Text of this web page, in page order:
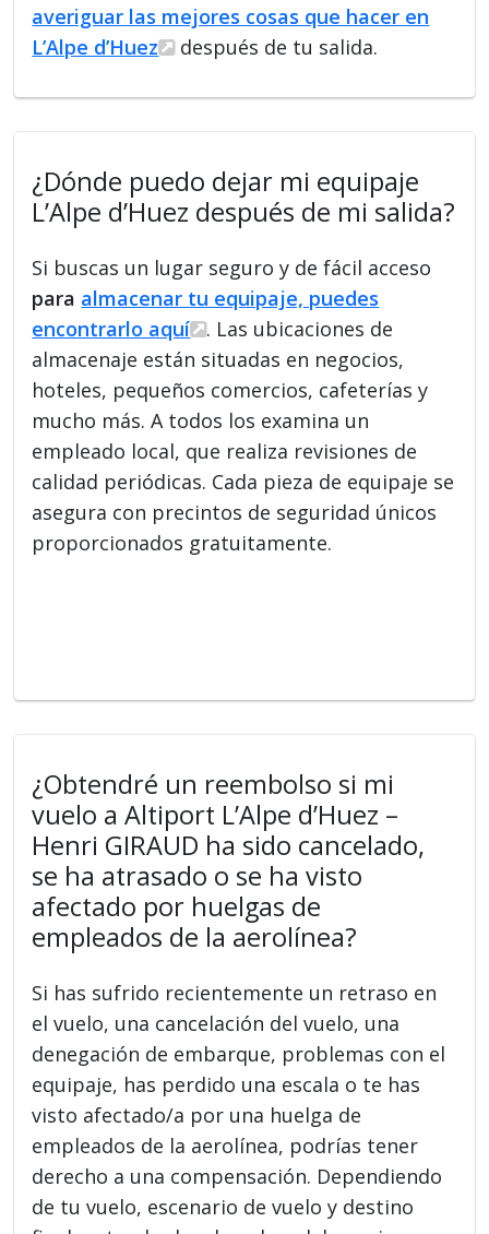
averiguar las mejores cosas que hacer en
L’Alpe d’Huez
después de tu salida.
¿Dónde puedo dejar mi equipaje
L’Alpe d’Huez después de mi salida?
Si buscas un lugar seguro y de fácil acceso
para almacenar tu equipaje, puedes
encontrarlo aquí
. Las ubicaciones de
almacenaje están situadas en negocios,
hoteles, pequeños comercios, cafeterías y
mucho más. A todos los examina un
empleado local, que realiza revisiones de
calidad periódicas. Cada pieza de equipaje se
asegura con precintos de seguridad únicos
proporcionados gratuitamente.
¿Obtendré un reembolso si mi
vuelo a Altiport L’Alpe d’Huez –
Henri GIRAUD ha sido cancelado,
se ha atrasado o se ha visto
afectado por huelgas de
empleados de la aerolínea?
Si has sufrido recientemente un retraso en
el vuelo, una cancelación del vuelo, una
denegación de embarque, problemas con el
equipaje, has perdido una escala o te has
visto afectado/a por una huelga de
empleados de la aerolínea, podrías tener
derecho a una compensación. Dependiendo
de tu vuelo, escenario de vuelo y destino